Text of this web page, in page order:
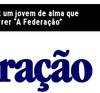
jovem de alma que
“A Federação”
na Paróquia São José